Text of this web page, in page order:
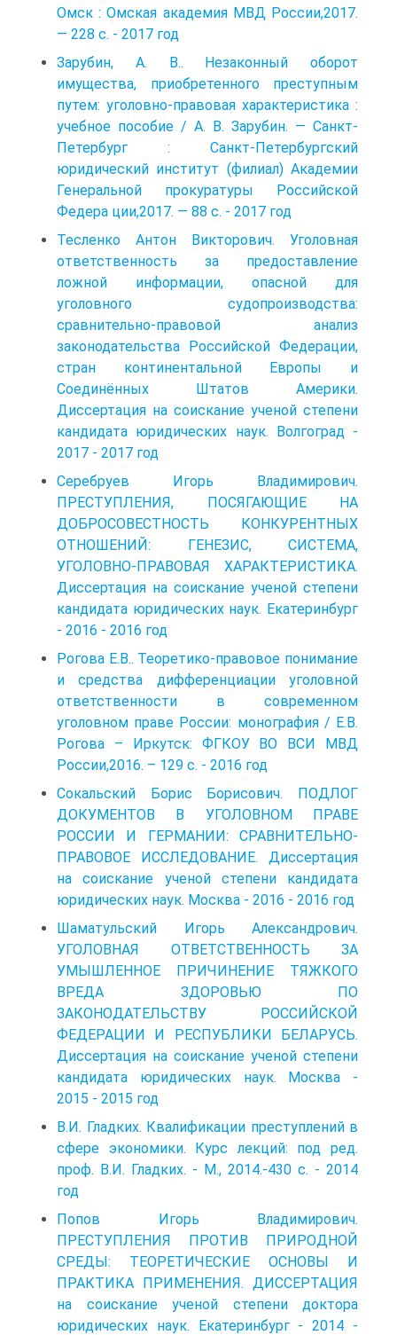
Омск : Омская академия МВД России,2017.
— 228 с. - 2017 год
Зарубин, А. В.. Незаконный оборот
имущества, приобретенного преступным
путем: уголовно-правовая характеристика :
учебное пособие / А. В. Зарубин. — Санкт-
Петербург : Санкт-Петербургский
юридический институт (филиал) Академии
Генеральной прокуратуры Российской
Федера­ ции,2017. — 88 с. - 2017 год
Тесленко Антон Викторович. Уголовная
ответственность за предоставление
ложной информации, опасной для
уголовного судопроизводства:
сравнительно-правовой анализ
законодательства Российской Федерации,
стран континентальной Европы и
Соединённых Штатов Америки.
Диссертация на соискание ученой степени
кандидата юридических наук. Волгоград -
2017 - 2017 год
Серебруев Игорь Владимирович.
ПРЕСТУПЛЕНИЯ, ПОСЯГАЮЩИЕ НА
ДОБРОСОВЕСТНОСТЬ КОНКУРЕНТНЫХ
ОТНОШЕНИЙ: ГЕНЕЗИС, СИСТЕМА,
УГОЛОВНО-ПРАВОВАЯ ХАРАКТЕРИСТИКА.
Диссертация на соискание ученой степени
кандидата юридических наук. Екатеринбург
- 2016 - 2016 год
Рогова Е.В.. Теоретико-правовое понимание
и средства дифференциации уголовной
ответственности в современном
уголовном праве России: монография / Е.В.
Рогова – Иркутск: ФГКОУ ВО ВСИ МВД
России,2016. – 129 с. - 2016 год
Сокальский Борис Борисович. ПОДЛОГ
ДОКУМЕНТОВ В УГОЛОВНОМ ПРАВЕ
РОССИИ И ГЕРМАНИИ: СРАВНИТЕЛЬНО-
ПРАВОВОЕ ИССЛЕДОВАНИЕ. Диссертация
на соискание ученой степени кандидата
юридических наук. Москва - 2016 - 2016 год
Шаматульский Игорь Александрович.
УГОЛОВНАЯ ОТВЕТСТВЕННОСТЬ ЗА
УМЫШЛЕННОЕ ПРИЧИНЕНИЕ ТЯЖКОГО
ВРЕДА ЗДОРОВЬЮ ПО
ЗАКОНОДАТЕЛЬСТВУ РОССИЙСКОЙ
ФЕДЕРАЦИИ И РЕСПУБЛИКИ БЕЛАРУСЬ.
Диссертация на соискание ученой степени
кандидата юридических наук. Москва -
2015 - 2015 год
В.И. Гладких. Квалификации преступлений в
сфере экономики. Курс лекций: под ред.
проф. В.И. Гладких. - М., 2014.-430 с. - 2014
год
Попов Игорь Владимирович.
ПРЕСТУПЛЕНИЯ ПРОТИВ ПРИРОДНОЙ
СРЕДЫ: ТЕОРЕТИЧЕСКИЕ ОСНОВЫ И
ПРАКТИКА ПРИМЕНЕНИЯ. ДИССЕРТАЦИЯ
на соискание ученой степени доктора
юридических наук. Екатеринбург - 2014 -